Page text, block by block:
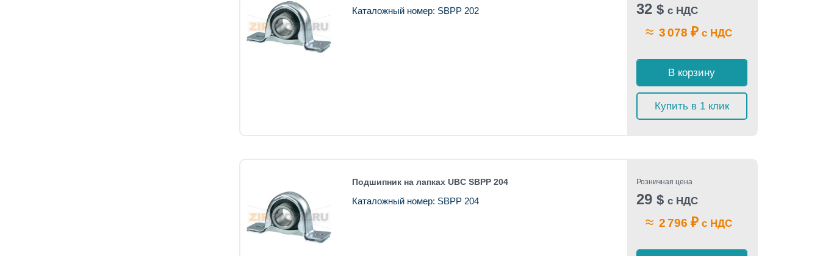
Каталожный номер: SBPP 202 32 $ с НДС
≈ 3 078 ₽с НДС
В корзину
Купить в 1 клик
Подшипник на лапках UBC SBPP 204
Каталожный номер: SBPP 204
Розничная цена
29 $ с НДС
≈ 2 796 ₽с НДС